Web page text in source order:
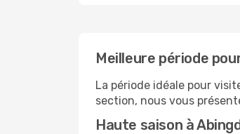
Meilleure période
La période idéale pour
section, nous vous
Haute saison à